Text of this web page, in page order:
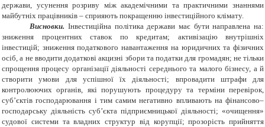
держави, усунення розриву між академічними та практичними знаннями
майбутніх працівників – сприяють покращенню інвестиційного клімату.
Висновки. Інвестиційна політика держави має бути направлена на:
зниження процентних ставок по кредитам; активізацію внутрішніх
інвестицій; зниження податкового навантаження на юридичних та фізичних
осіб, а не вводити додаткові акцизні збори та податки для громадян; не тільки
спрощення процесу організації діяльності середнього та малого бізнесу, а й
створити умови для успішної їх діяльності; впровадити штрафи для
контролюючих органів, які порушують процедуру та терміни перевірок,
суб’єктів господарювання і тим самим негативно впливають на фінансово–
господарську діяльність суб’єкта підприємницької діяльності; «очищення»
судової системи та владних структур від корупції; прозорість прийняття